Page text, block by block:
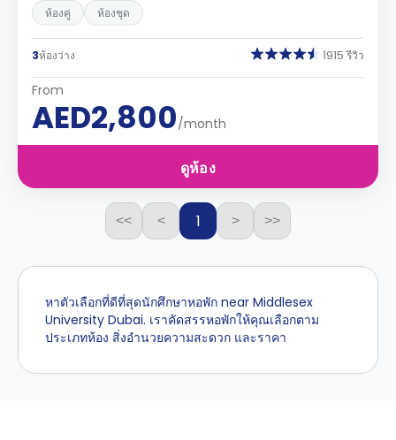
ห้องคู่ ห้องชุด
3ห้องว่าง 1915 รีวิว
From
AED2,800/month
ดูห้อง
<< < 1 > >>
หาตัวเลือกที่ดีที่สุดนักศึกษาหอพัก near Middlesex
University Dubai. เราคัดสรรหอพักให้คุณเลือกตาม
ประเภทห้อง สิ่งอำนวยความสะดวก และราคา